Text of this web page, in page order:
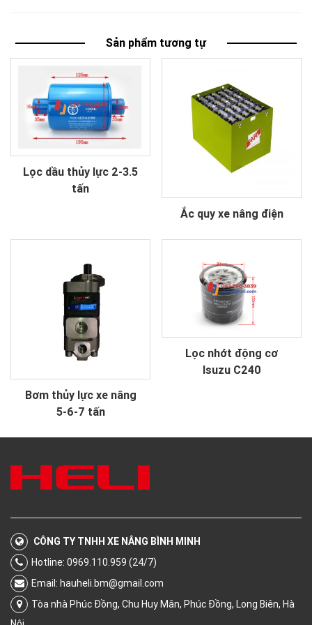
Sản phẩm tương tự
Lọc dầu thủy lực 2-3.5
tấn
Ắc quy xe nâng điện
Bơm thủy lực xe nâng
5-6-7 tấn
Lọc nhớt động cơ
Isuzu C240
CÔNG TY TNHH XE NÂNG BÌNH MINH
Hotline: 0969.110.959 (24/7)
Email: hauheli.bm@gmail.com
Tòa nhà Phúc Đồng, Chu Huy Mân, Phúc Đồng, Long Biên, Hà